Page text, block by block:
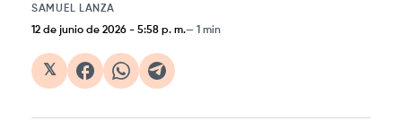
SAMUEL LANZA
12 de junio de 2026 - 5:58 p. m. 1 min
𝕏